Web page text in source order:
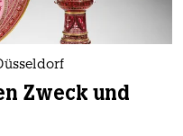
Zweck und